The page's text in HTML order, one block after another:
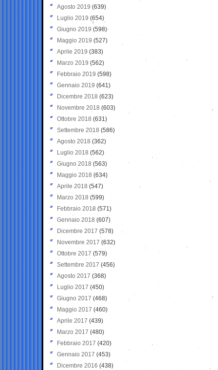
Agosto 2019 (639)
Luglio 2019 (654)
Giugno 2019 (598)
Maggio 2019 (527)
Aprile 2019 (383)
Marzo 2019 (562)
Febbraio 2019 (598)
Gennaio 2019 (641)
Dicembre 2018 (623)
Novembre 2018 (603)
Ottobre 2018 (631)
Settembre 2018 (586)
Agosto 2018 (362)
Luglio 2018 (562)
Giugno 2018 (563)
Maggio 2018 (634)
Aprile 2018 (547)
Marzo 2018 (599)
Febbraio 2018 (571)
Gennaio 2018 (607)
Dicembre 2017 (578)
Novembre 2017 (632)
Ottobre 2017 (579)
Settembre 2017 (456)
Agosto 2017 (368)
Luglio 2017 (450)
Giugno 2017 (468)
Maggio 2017 (460)
Aprile 2017 (439)
Marzo 2017 (480)
Febbraio 2017 (420)
Gennaio 2017 (453)
Dicembre 2016 (438)